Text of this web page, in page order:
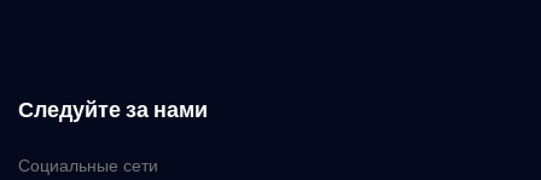
Следуйте за нами
Социальные сети